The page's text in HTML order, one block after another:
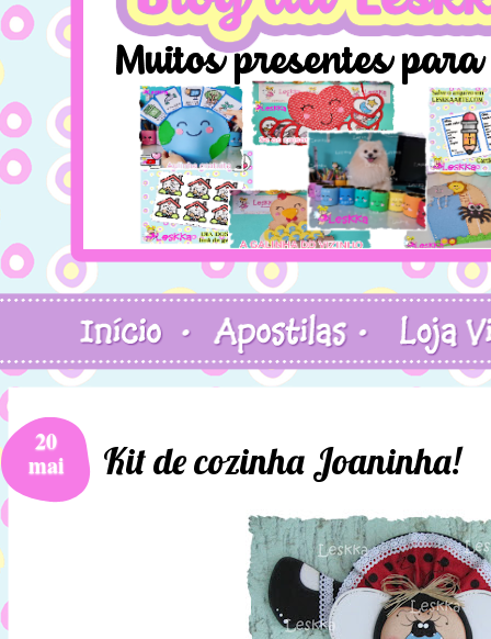
20
mai Kit de cozinha Joaninha!